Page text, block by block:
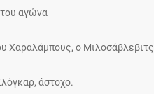
αγώνα
Χαραλάμπους, ο
άστοχο.